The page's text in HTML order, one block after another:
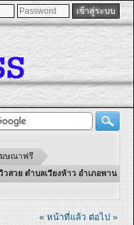
ษณาฟรี
สวย ตำบลเวียงห้าว อำเภอพาน
« หน้าที่แล้ว ต่อไป »